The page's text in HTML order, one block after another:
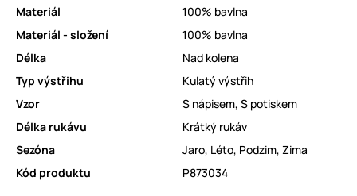
Materiál
100% bavlna
Materiál - složení
100% bavlna
Délka
Nad kolena
Typ výstřihu
Kulatý výstřih
Vzor
S nápisem, S potiskem
Délka rukávu
Krátký rukáv
Sezóna
Jaro, Léto, Podzim, Zima
Kód produktu
P873034